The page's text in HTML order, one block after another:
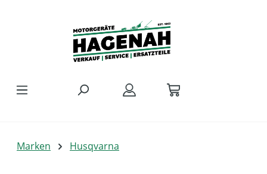
Marken Husqvarna